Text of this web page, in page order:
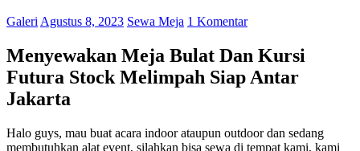
Galeri Agustus 8, 2023 Sewa Meja 1 Komentar
Menyewakan Meja Bulat Dan Kursi
Futura Stock Melimpah Siap Antar
Jakarta
Halo guys, mau buat acara indoor ataupun outdoor dan sedang
membutuhkan alat event, silahkan bisa sewa di tempat kami, kami